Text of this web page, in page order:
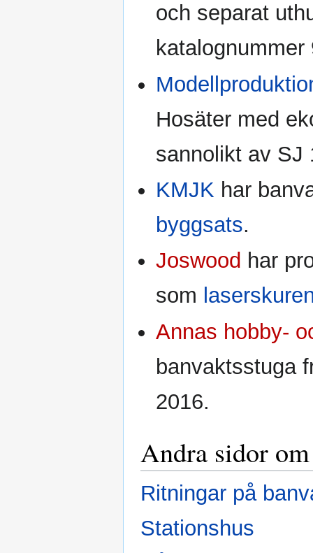
och separat
Hosäter med
sannolikt av SJ
KMJK har
byggsats.
Joswood har
som
Annas hobby-
banvaktsstuga
2016.
Andra sidor
Ritningar på
Stationshus